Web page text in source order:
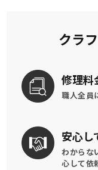
クラフ
修理料
職人全員
安心し
わからな
心して依